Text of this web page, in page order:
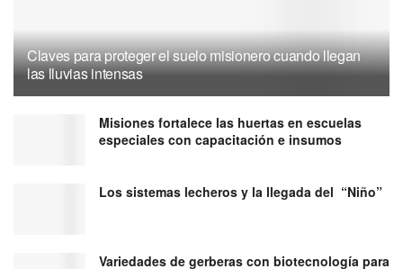
Claves para proteger el suelo misionero cuando llegan
las lluvias intensas
Misiones fortalece las huertas en escuelas
especiales con capacitación e insumos
Los sistemas lecheros y la llegada del “Niño”
Variedades de gerberas con biotecnología para